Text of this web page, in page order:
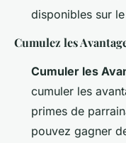
disponibles sur le
Cumulez les
Cumuler les
cumuler les
primes de
pouvez gagner